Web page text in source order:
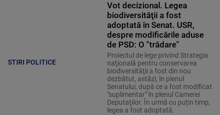
STIRI POLITICE
Vot decizional. Legea
biodiversităţii a fost
adoptată în Senat. USR,
despre modificările aduse
de PSD: O "trădare"
Proiectul de lege privind Strategia
naţională pentru conservarea
biodiversităţii a fost din nou
dezbătut, astăzi, în plenul
Senatului, după ce a fost modificat
"suplimentar" în plenul Camerei
Deputaţilor. În urmă cu puțin timp,
legea a fost adoptată.